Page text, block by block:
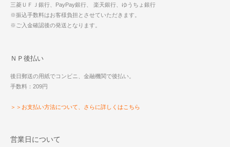
三菱ＵＦＪ銀行、PayPay銀行、 楽天銀行、ゆうちょ銀行
※振込手数料はお客様負担とさせていただきます。
※ご入金確認後の発送となります。
ＮＰ後払い
後日郵送の用紙でコンビニ、金融機関で後払い。
手数料：209円
＞＞お支払い方法について、さらに詳しくはこちら
営業日について